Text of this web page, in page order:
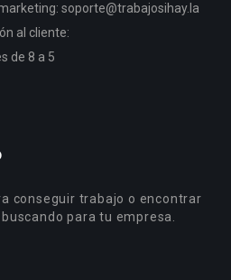
soporte@trabajosihay.la
al cliente:
de 8 a 5
conseguir trabajo o encontrar
para tu empresa.